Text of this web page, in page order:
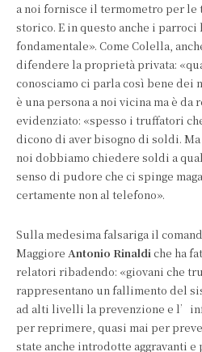
a noi fornisce il termometro per le
storico. E in questo anche i parroci
fondamentale». Come Colella,
difendere la proprietà privata:
conosciamo ci parla così bene
è una persona a noi vicina ma è da
evidenziato: «spesso i truffatori
dicono di aver bisogno di soldi.
noi dobbiamo chiedere soldi a
senso di pudore che ci spinge
certamente non al telefono».
Sulla medesima falsariga il
Maggiore Antonio Rinaldiche ha
relatori ribadendo: «giovani che
rappresentano un fallimento del
ad alti livelli la prevenzione e
per reprimere, quasi mai per
state anche introdotte aggravanti